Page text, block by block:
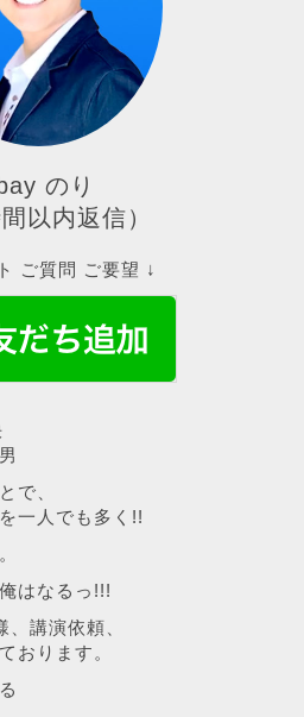
のり
間以内返信）
ご質問 ご要望 ↓
で、
一人でも多く!!
はなるっ!!!
講演依頼、
おります。